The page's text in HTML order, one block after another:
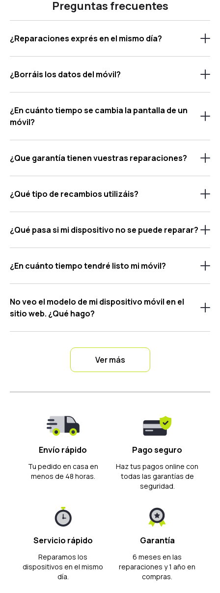
Preguntas frecuentes
¿Reparaciones exprés en el mismo día?
¿Borráis los datos del móvil?
¿En cuánto tiempo se cambia la pantalla de un
móvil?
¿Que garantía tienen vuestras reparaciones?
¿Qué tipo de recambios utilizáis?
¿Qué pasa si mi dispositivo no se puede reparar?
¿En cuánto tiempo tendré listo mi móvil?
No veo el modelo de mi dispositivo móvil en el
sitio web. ¿Qué hago?
Ver más
Envío rápido
Tu pedido en casa en
menos de 48 horas.
Pago seguro
Haz tus pagos online con
todas las garantías de
seguridad.
Servicio rápido
Reparamos los
dispositivos en el mismo
día.
Garantía
6 meses en las
reparaciones y 1 año en
compras.